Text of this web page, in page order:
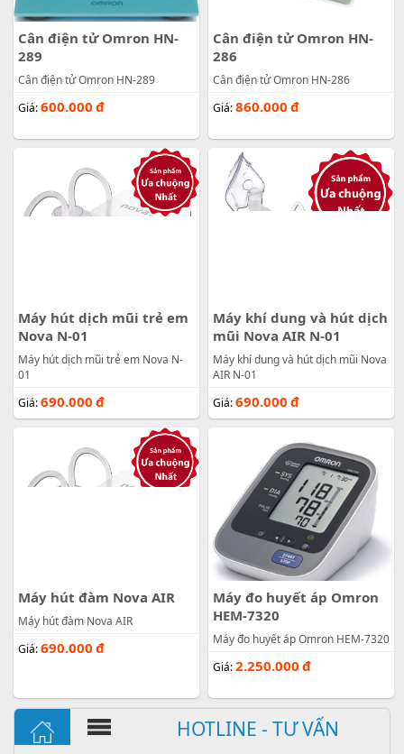
HOTLINE - TƯ VẤN
Cân điện tử Omron HN-
289
Cân điện tử Omron HN-289
Giá:600.000 đ
Cân điện tử Omron HN-
286
Cân điện tử Omron HN-286
Giá:860.000 đ
Máy hút dịch mũi trẻ em
Nova N-01
Máy hút dịch mũi trẻ em Nova N-
01
Giá:690.000 đ
Máy khí dung và hút dịch
mũi Nova AIR N-01
Máy khí dung và hút dịch mũi Nova
AIR N-01
Giá:690.000 đ
Máy hút đàm Nova AIR
Máy hút đàm Nova AIR
Giá:690.000 đ
Máy đo huyết áp Omron
HEM-7320
Máy đo huyết áp Omron HEM-7320
Giá:2.250.000 đ